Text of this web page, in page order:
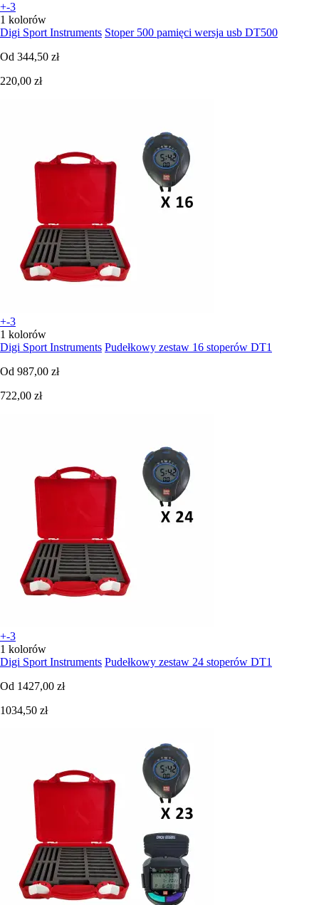
+-3
1 kolorów
Digi Sport Instruments Stoper 500 pamięci wersja usb DT500
Od 344,50 zł
220,00 zł
+-3
1 kolorów
Digi Sport Instruments Pudełkowy zestaw 16 stoperów DT1
Od 987,00 zł
722,00 zł
+-3
1 kolorów
Digi Sport Instruments Pudełkowy zestaw 24 stoperów DT1
Od 1427,00 zł
1034,50 zł